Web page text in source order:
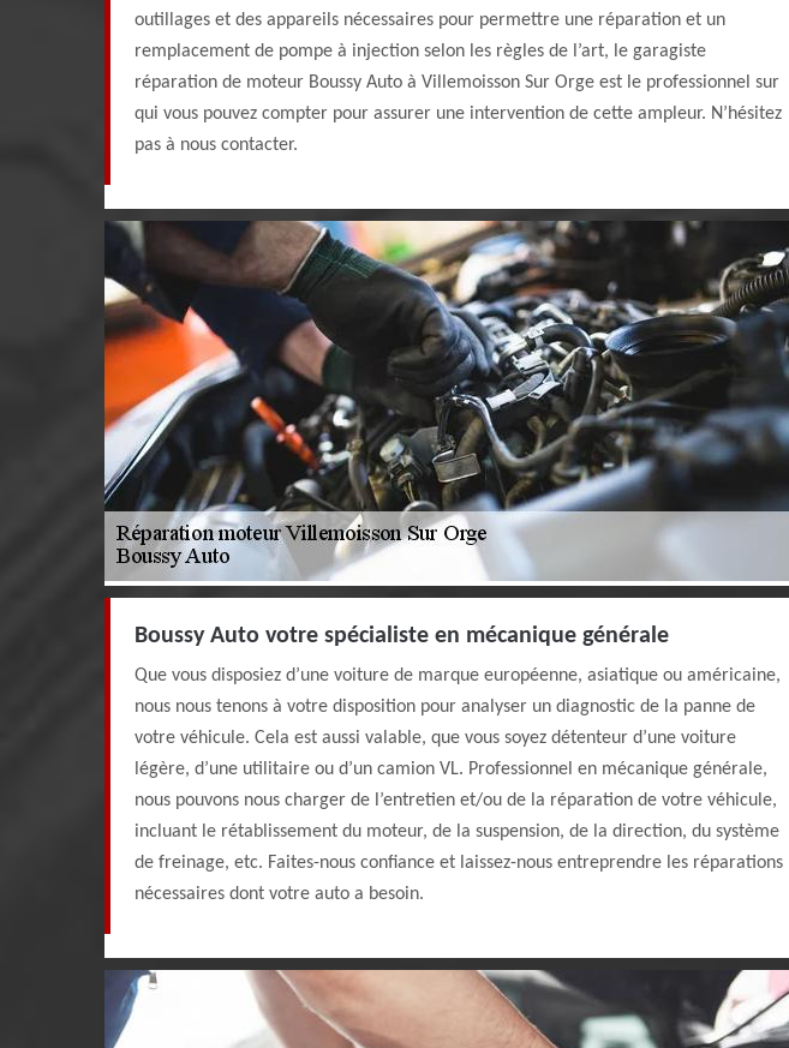
outillages et des appareils nécessaires pour permettre une réparation et un
remplacement de pompe à injection selon les règles de l’art, le garagiste
réparation de moteur Boussy Auto à Villemoisson Sur Orge est le professionnel sur
qui vous pouvez compter pour assurer une intervention de cette ampleur. N’hésitez
pas à nous contacter.
Boussy Auto votre spécialiste en mécanique générale
Que vous disposiez d’une voiture de marque européenne, asiatique ou américaine,
nous nous tenons à votre disposition pour analyser un diagnostic de la panne de
votre véhicule. Cela est aussi valable, que vous soyez détenteur d’une voiture
légère, d’une utilitaire ou d’un camion VL. Professionnel en mécanique générale,
nous pouvons nous charger de l’entretien et/ou de la réparation de votre véhicule,
incluant le rétablissement du moteur, de la suspension, de la direction, du système
de freinage, etc. Faites-nous confiance et laissez-nous entreprendre les réparations
nécessaires dont votre auto a besoin.